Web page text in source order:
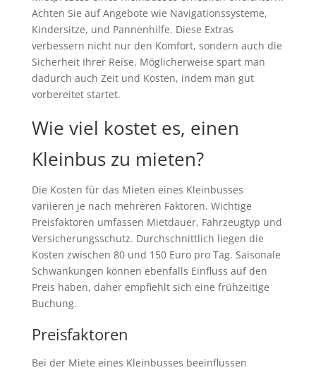
Achten Sie auf Angebote wie Navigationssysteme,
Kindersitze, und Pannenhilfe. Diese Extras
verbessern nicht nur den Komfort, sondern auch die
Sicherheit Ihrer Reise. Möglicherweise spart man
dadurch auch Zeit und Kosten, indem man gut
vorbereitet startet.
Wie viel kostet es, einen
Kleinbus zu mieten?
Die Kosten für das Mieten eines Kleinbusses
variieren je nach mehreren Faktoren. Wichtige
Preisfaktoren umfassen Mietdauer, Fahrzeugtyp und
Versicherungsschutz. Durchschnittlich liegen die
Kosten zwischen 80 und 150 Euro pro Tag. Saisonale
Schwankungen können ebenfalls Einfluss auf den
Preis haben, daher empfiehlt sich eine frühzeitige
Buchung.
Preisfaktoren
Bei der Miete eines Kleinbusses beeinflussen